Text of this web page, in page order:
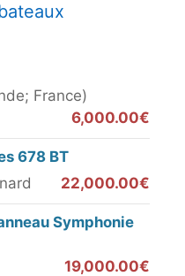
France)
6,000.00€
678 BT
22,000.00€
Symphonie
19,000.00€